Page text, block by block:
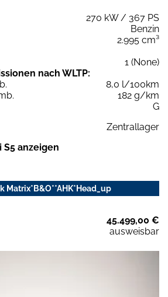
270 kW / 367 PS
Benzin
2.995 cm³
1 (None)
nach WLTP:
8,0 l/100km
182 g/km
G
Zentrallager
S5 anzeigen
Matrix*B&O**AHK*Head_up
45.499,00 €
ausweisbar